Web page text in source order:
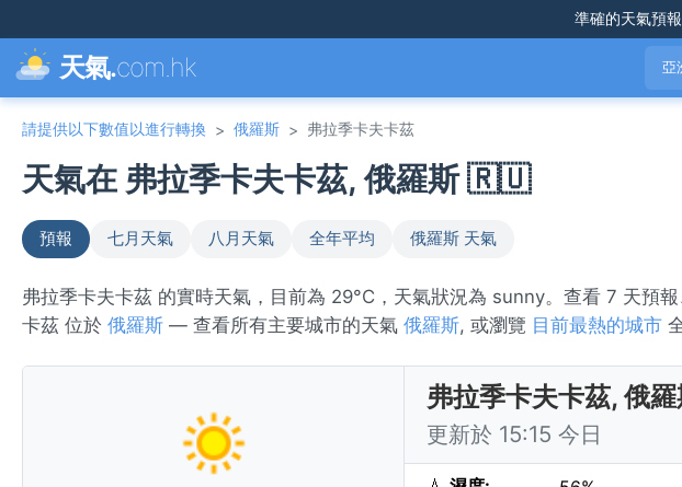
準確的天氣預報
天氣.com.hk 亞
請提供以下數值以進行轉換 > 俄羅斯 > 弗拉季卡夫卡茲
天氣在 弗拉季卡夫卡茲, 俄羅斯 🇷🇺
預報 七月天氣 八月天氣 全年平均 俄羅斯 天氣
弗拉季卡夫卡茲 的實時天氣，目前為 29°C，天氣狀況為 sunny。查看 7 天預
卡茲 位於 俄羅斯 — 查看所有主要城市的天氣 俄羅斯, 或瀏覽 目前最熱的城市
弗拉季卡夫卡茲, 俄
更新於 15:15 今日